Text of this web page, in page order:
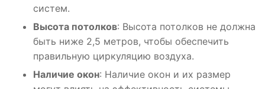
систем.
Высота потолков: Высота потолков не должна
быть ниже 2,5 метров, чтобы обеспечить
правильную циркуляцию воздуха.
Наличие окон: Наличие окон и их размер